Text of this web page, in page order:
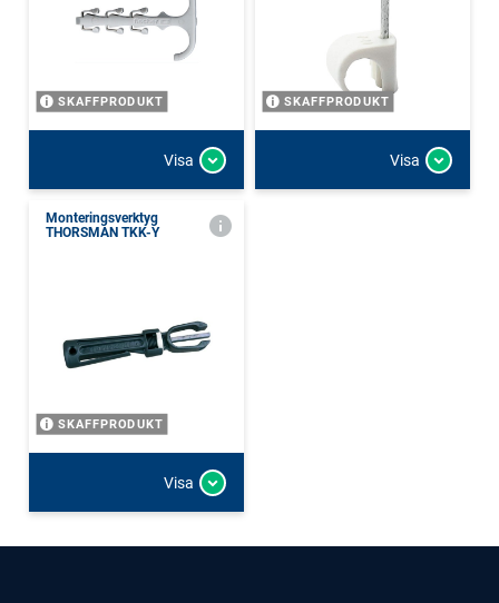
SKAFFPRODUKT
Visa
SKAFFPRODUKT
Visa
Monteringsverktyg
THORSMAN TKK-Y
SKAFFPRODUKT
Visa